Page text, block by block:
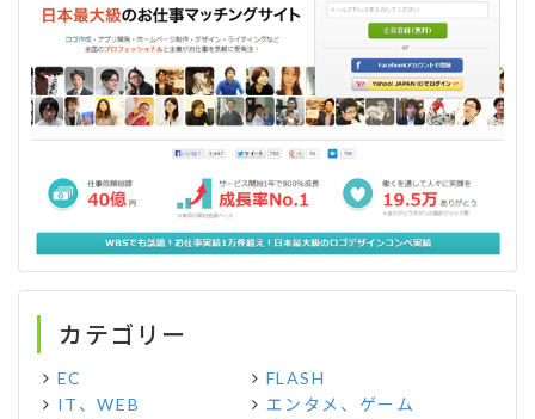
カテゴリー
EC
FLASH
IT、WEB
エンタメ、ゲーム